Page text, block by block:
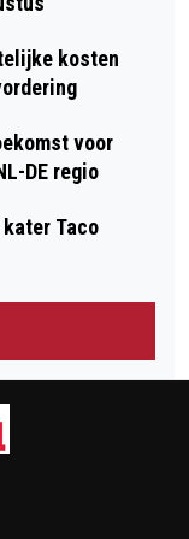
kosten
voor
DE regio
Taco